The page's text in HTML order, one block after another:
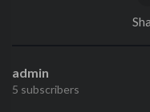
admin
5 subscribers